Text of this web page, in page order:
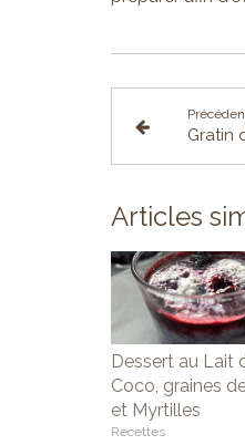
Gratin
Articles
Dessert au Lait
Coco, graines
et Myrtilles
Recettes